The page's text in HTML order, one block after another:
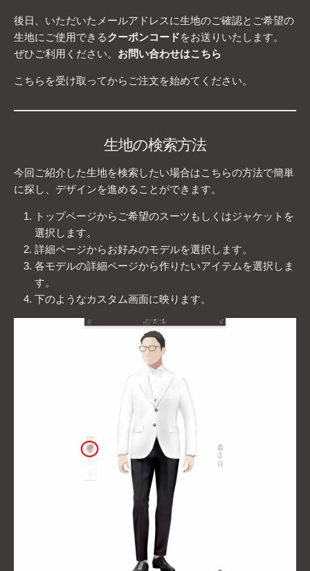
後日、いただいたメールアドレスに生地のご確認とご希望の
生地にご使用できるクーポンコードをお送りいたします。
ぜひご利用ください。 お問い合わせはこちら
こちらを受け取ってからご注文を始めてください。
生地の検索方法
今回ご紹介した生地を検索したい場合はこちらの方法で簡単
に探し、デザインを進めることができます。
トップページからご希望のスーツもしくはジャケットを
選択します。
詳細ページからお好みのモデルを選択します。
各モデルの詳細ページから作りたいアイテムを選択しま
す。
下のようなカスタム画面に映ります。